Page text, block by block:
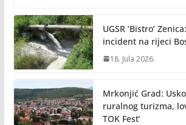
UGSR ‘Bistro’
incident na rijeci
18. Jula 2026.
Mrkonjić Grad:
ruralnog turizma,
TOK Fest’